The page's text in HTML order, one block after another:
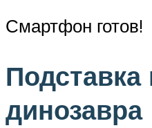
Смартфон готов!
Подставка
динозавра